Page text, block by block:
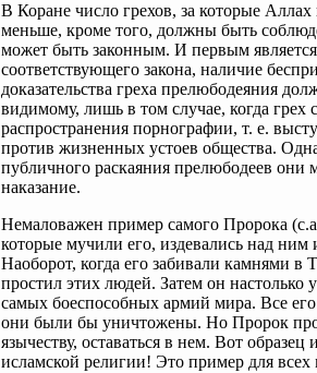
В Коране число грехов, за которые
меньше, кроме того, должны быть
может быть законным. И первым
соответствующего закона, наличие
доказательства греха прелюбодеяния
видимому, лишь в том случае, когда грех
распространения порнографии, т. е.
против жизненных устоев общества.
публичного раскаяния прелюбодеев они
наказание.
Немаловажен пример самого Пророка
которые мучили его, издевались над
Наоборот, когда его забивали камнями
простил этих людей. Затем он настолько
самых боеспособных армий мира. Все
они были бы уничтожены. Но Пророк
язычеству, оставаться в нем. Вот
исламской религии! Это пример для всех